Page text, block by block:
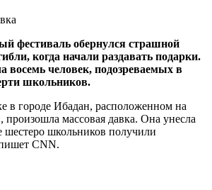
фестиваль обернулся страшной
когда начали раздавать подарки.
восемь человек, подозреваемых в
школьников.
в городе Ибадан, расположенном на
массовая давка. Она унесла
школьников получили
CNN.